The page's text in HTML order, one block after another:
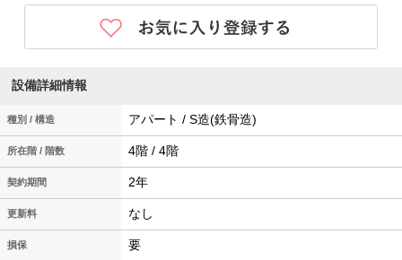
設備詳細情報
種別 / 構造 アパート / S造(鉄骨造)
所在階 / 階数 4階 / 4階
契約期間 2年
更新料 なし
損保 要